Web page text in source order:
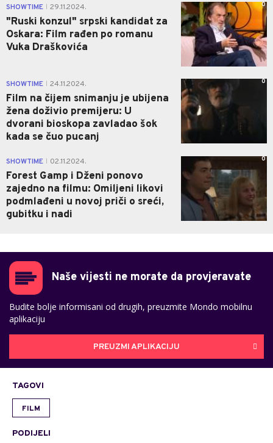
SHOWTIME 29.11.2024.
"Ruski konzul" srpski kandidat za
Oskara: Film rađen po romanu
Vuka Draškovića
0
SHOWTIME 24.11.2024.
Film na čijem snimanju je ubijena
žena doživio premijeru: U
dvorani bioskopa zavladao šok
kada se čuo pucanj
0
SHOWTIME 02.11.2024.
Forest Gamp i Dženi ponovo
zajedno na filmu: Omiljeni likovi
podmlađeni u novoj priči o sreći,
gubitku i nadi
0
Naše vijesti ne morate da provjeravate
Budite bolje informisani od drugih, preuzmite Mondo mobilnu
aplikaciju
PREUZMI APLIKACIJU
TAGOVI
FILM
PODIJELI